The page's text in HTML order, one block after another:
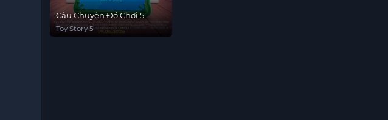
Câu Chuyện Đồ Chơi 5
Toy Story 5